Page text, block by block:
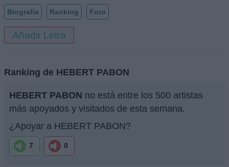
Biografía Ranking Foro
Añadir Letra
Ranking de HEBERT PABON
HEBERT PABON no está entre los 500 artistas
más apoyados y visitados de esta semana.
¿Apoyar a HEBERT PABON?
7 0